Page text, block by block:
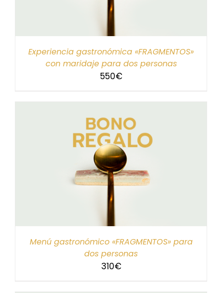
Experiencia gastronómica «FRAGMENTOS»
con maridaje para dos personas
550€
Menú gastronómico «FRAGMENTOS» para
dos personas
310€